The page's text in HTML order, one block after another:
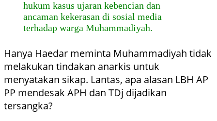
hukum kasus ujaran kebencian dan
ancaman kekerasan di sosial media
terhadap warga Muhammadiyah.
Hanya Haedar meminta Muhammadiyah tidak
melakukan tindakan anarkis untuk
menyatakan sikap. Lantas, apa alasan LBH AP
PP mendesak APH dan TDj dijadikan
tersangka?